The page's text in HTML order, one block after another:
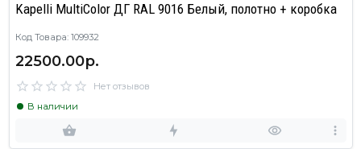
Kapelli MultiColor ДГ RAL 9016 Белый, полотно + коробка
Код Товара: 109932
22500.00р.
Нет отзывов
В наличии